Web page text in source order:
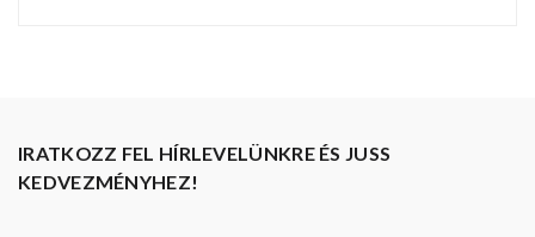
IRATKOZZ FEL HÍRLEVELÜNKRE ÉS JUSS
KEDVEZMÉNYHEZ!